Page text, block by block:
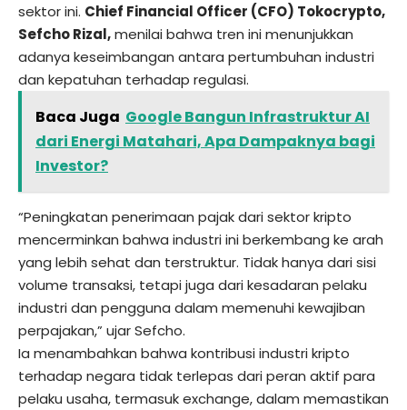
sektor ini. Chief Financial Officer (CFO) Tokocrypto,
Sefcho Rizal,menilai bahwa tren ini menunjukkan
adanya keseimbangan antara pertumbuhan industri
dan kepatuhan terhadap regulasi.
Baca Juga Google Bangun Infrastruktur AI
dari Energi Matahari, Apa Dampaknya bagi
Investor?
“Peningkatan penerimaan pajak dari sektor kripto
mencerminkan bahwa industri ini berkembang ke arah
yang lebih sehat dan terstruktur. Tidak hanya dari sisi
volume transaksi, tetapi juga dari kesadaran pelaku
industri dan pengguna dalam memenuhi kewajiban
perpajakan,” ujar Sefcho.
Ia menambahkan bahwa kontribusi industri kripto
terhadap negara tidak terlepas dari peran aktif para
pelaku usaha, termasuk exchange, dalam memastikan